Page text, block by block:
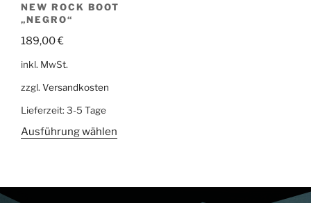
NEW ROCK BOOT
„NEGRO“
189,00€
inkl. MwSt.
zzgl. Versandkosten
Lieferzeit: 3-5 Tage
Ausführung wählen